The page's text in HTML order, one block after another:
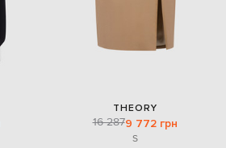
THEORY
16 2879 772 грн
S